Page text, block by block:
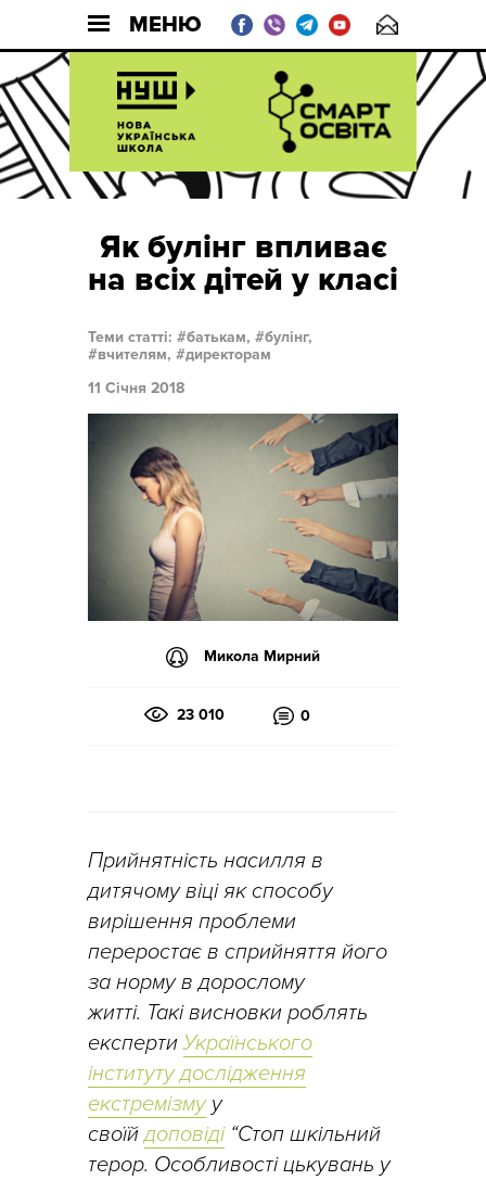
МЕНЮ
Як булінг впливає
на всіх дітей у класі
Теми статті: батькам,
булінг,
вчителям,
директорам
11 Січня 2018
Микола Мирний
23 010 0
Прийнятність насилля в
дитячому віці як способу
вирішення проблеми
переростає в сприйняття його
за норму в дорослому
житті. Такі висновки роблять
експертиУкраїнського
інституту дослідження
екстремізмуу
своїйдоповіді“Стоп шкільний
терор. Особливості цькувань у